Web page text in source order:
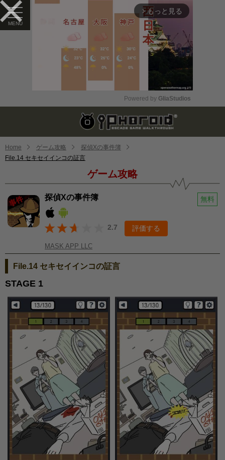
arrow_forward_ios もっと見る
Mute
Powered by GliaStudios
Home ゲーム攻略
探偵Xの事件簿
File.14 セキセイインコの証言
ゲーム攻略
探偵Xの事件簿 無料
2.7 評価する
MASK APP LLC
File.14 セキセイインコの証言
STAGE 1